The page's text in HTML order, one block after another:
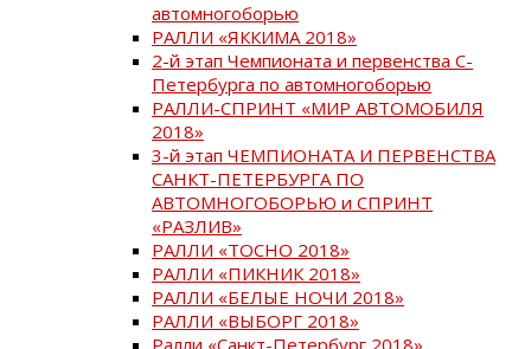
автомногоборью
РАЛЛИ «ЯККИМА 2018»
2-й этап Чемпионата и первенства С-
Петербурга по автомногоборью
РАЛЛИ-СПРИНТ «МИР АВТОМОБИЛЯ
2018»
3-й этап ЧЕМПИОНАТА И ПЕРВЕНСТВА
САНКТ-ПЕТЕРБУРГА ПО
АВТОМНОГОБОРЬЮ и СПРИНТ
«РАЗЛИВ»
РАЛЛИ «ТОСНО 2018»
РАЛЛИ «ПИКНИК 2018»
РАЛЛИ «БЕЛЫЕ НОЧИ 2018»
РАЛЛИ «ВЫБОРГ 2018»
Ралли «Санкт-Петербург 2018»